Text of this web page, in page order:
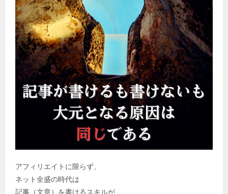
アフィリエイトに限らず、
ネット全盛の時代は
記事（文章）を書けるスキルが